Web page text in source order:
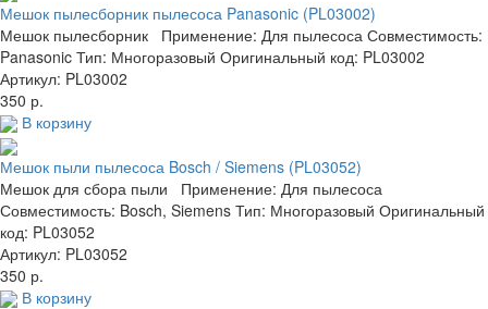
Мешок пылесборник пылесоса Panasonic (PL03002)
Мешок пылесборник Применение: Для пылесоса Совместимость:
Panasonic Тип: Многоразовый Оригинальный код: PL03002
Артикул: PL03002
350 р.
В корзину
Мешок пыли пылесоса Bosch / Siemens (PL03052)
Мешок для сбора пыли Применение: Для пылесоса
Совместимость: Bosch, Siemens Тип: Многоразовый Оригинальный
код: PL03052
Артикул: PL03052
350 р.
В корзину